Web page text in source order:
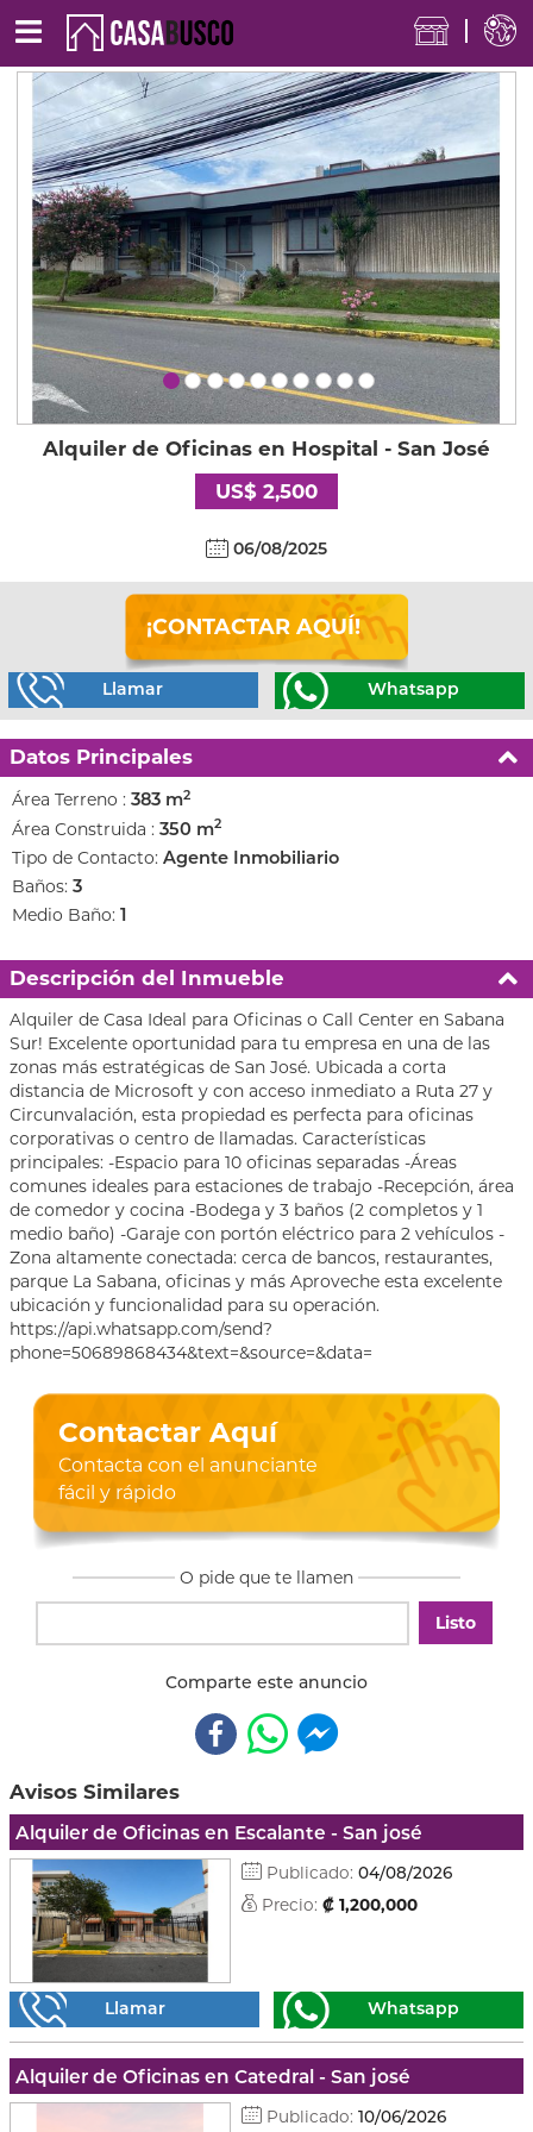
Alquiler de Oficinas en Hospital - San José
US$ 2,500
06/08/2025
¡CONTACTAR AQUÍ!
Llamar Whatsapp
Datos Principales
Área Terreno : 383 m2
Área Construida : 350 m2
Tipo de Contacto: Agente Inmobiliario
Baños: 3
Medio Baño: 1
Descripción del Inmueble
Alquiler de Casa Ideal para Oficinas o Call Center en Sabana
Sur! Excelente oportunidad para tu empresa en una de las
zonas más estratégicas de San José. Ubicada a corta
distancia de Microsoft y con acceso inmediato a Ruta 27 y
Circunvalación, esta propiedad es perfecta para oficinas
corporativas o centro de llamadas. Características
principales: -Espacio para 10 oficinas separadas -Áreas
comunes ideales para estaciones de trabajo -Recepción, área
de comedor y cocina -Bodega y 3 baños (2 completos y 1
medio baño) -Garaje con portón eléctrico para 2 vehículos -
Zona altamente conectada: cerca de bancos, restaurantes,
parque La Sabana, oficinas y más Aproveche esta excelente
ubicación y funcionalidad para su operación.
https://api.whatsapp.com/send?
phone=50689868434&text=&source=&data=
Contactar Aquí
Contacta con el anunciante
fácil y rápido
O pide que te llamen
Listo
Comparte este anuncio
Avisos Similares
Alquiler de Oficinas en Escalante - San josé
Publicado: 04/08/2026
Precio: ₡ 1,200,000
Llamar Whatsapp
Alquiler de Oficinas en Catedral - San josé
Publicado: 10/06/2026